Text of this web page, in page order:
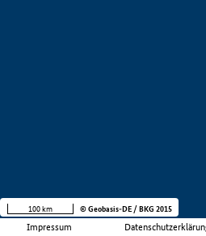
Impressum
100 km © Geobasis-DE / BKG 2015